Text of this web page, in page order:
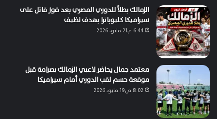
الزمالك بطلاً للدوري المصري بعد فوز قاتل على
سيراميكا كليوباترا بهدف نظيف
6:44 م21 مايو، 2026
معتمد جمال يحاضر لاعبي الزمالك بصرامة قبل
موقعة حسم لقب الدوري أمام سيراميكا
8:02 ص19 مايو، 2026